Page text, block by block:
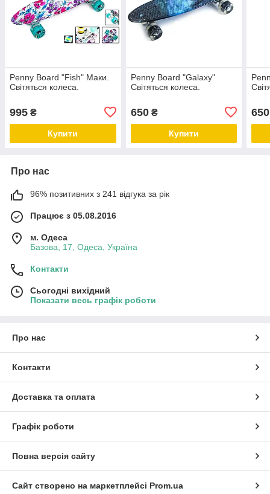
Penny Board "Fish" Маки.
Світяться колеса.
995 ₴
Купити
Penny Board "Galaxy"
Світяться колеса.
650₴
Купити
650
Про нас
96% позитивних з 241 відгука за рік
Працює з 05.08.2016
м. Одеса
Базова, 17, Одеса, Україна
Контакти
Сьогодні вихідний
Показати весь графік роботи
Про нас
Контакти
Доставка та оплата
Графік роботи
Повна версія сайту
Сайт створено на маркетплейсі Prom.ua